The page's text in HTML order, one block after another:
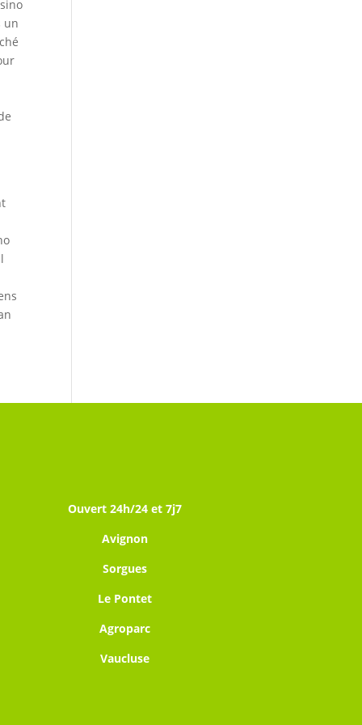
un
Ouvert 24h/24 et 7j7
Avignon
Sorgues
Le Pontet
Agroparc
Vaucluse